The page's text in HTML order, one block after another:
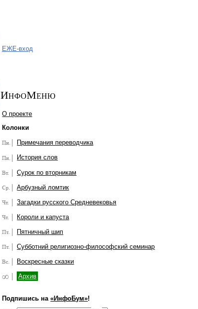
ЕЖЕ-вход
ИнфоМеню
О проекте
Колонки
Примечания переводчика
История слов
Сурок по вторникам
Арбузный ломтик
Загадки русского Средневековья
Короли и капуста
Пятничный шип
Субботний религиозно-философский семинар
Воскресные сказки
Архив
Подпишись на«ИнфоБум»!